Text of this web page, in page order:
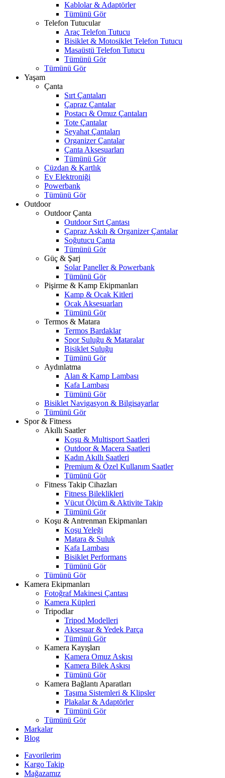
Kablolar & Adaptörler
Tümünü Gör
Telefon Tutucular
Araç Telefon Tutucu
Bisiklet & Motosiklet Telefon Tutucu
Masaüstü Telefon Tutucu
Tümünü Gör
Tümünü Gör
Yaşam
Çanta
Sırt Çantaları
Çapraz Çantalar
Postacı & Omuz Çantaları
Tote Çantalar
Seyahat Çantaları
Organizer Çantalar
Çanta Aksesuarları
Tümünü Gör
Cüzdan & Kartlık
Ev Elektroniği
Powerbank
Tümünü Gör
Outdoor
Outdoor Çanta
Outdoor Sırt Çantası
Çapraz Askılı & Organizer Çantalar
Soğutucu Çanta
Tümünü Gör
Güç & Şarj
Solar Paneller & Powerbank
Tümünü Gör
Pişirme & Kamp Ekipmanları
Kamp & Ocak Kitleri
Ocak Aksesuarları
Tümünü Gör
Termos & Matara
Termos Bardaklar
Spor Suluğu & Mataralar
Bisiklet Suluğu
Tümünü Gör
Aydınlatma
Alan & Kamp Lambası
Kafa Lambası
Tümünü Gör
Bisiklet Navigasyon & Bilgisayarlar
Tümünü Gör
Spor & Fitness
Akıllı Saatler
Koşu & Multisport Saatleri
Outdoor & Macera Saatleri
Kadın Akıllı Saatleri
Premium & Özel Kullanım Saatler
Tümünü Gör
Fitness Takip Cihazları
Fitness Bileklikleri
Vücut Ölçüm & Aktivite Takip
Tümünü Gör
Koşu & Antrenman Ekipmanları
Koşu Yeleği
Matara & Suluk
Kafa Lambası
Bisiklet Performans
Tümünü Gör
Tümünü Gör
Kamera Ekipmanları
Fotoğraf Makinesi Çantası
Kamera Küpleri
Tripodlar
Tripod Modelleri
Aksesuar & Yedek Parça
Tümünü Gör
Kamera Kayışları
Kamera Omuz Askısı
Kamera Bilek Askısı
Tümünü Gör
Kamera Bağlantı Aparatları
Taşıma Sistemleri & Klipsler
Plakalar & Adaptörler
Tümünü Gör
Tümünü Gör
Markalar
Blog
Favorilerim
Kargo Takip
Mağazamız